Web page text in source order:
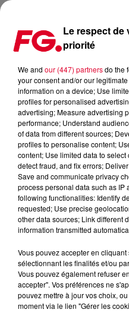
RELEASE FG - MILK & SUGAR
Publié : 25 septembre 2020
Blandin
Le respect de
priorité
We and our (447) partnersdo the
your consent and/or our
information on a device; Use
profiles for personalised
advertising; Measure advertising
performance; Understand
of data from different sources;
profiles to personalise content;
content; Use limited data to
detect fraud, and fix errors;
Save and communicate privacy
process personal data such as IP
following functionalities: Identify
requested; Use precise
other data sources; Link different
information transmitted
Vous pouvez accepter en
sélectionnant les finalités et/ou
Vous pouvez également refuser
accepter". Vos préférences ne
pouvez mettre à jour vos choix,
moment via le lien "Gérer les